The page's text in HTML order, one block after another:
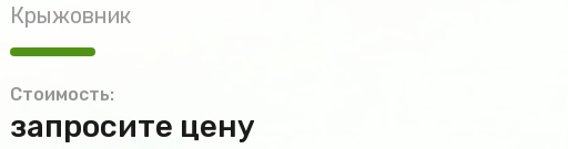
Крыжовник
Стоимость:
запросите цену